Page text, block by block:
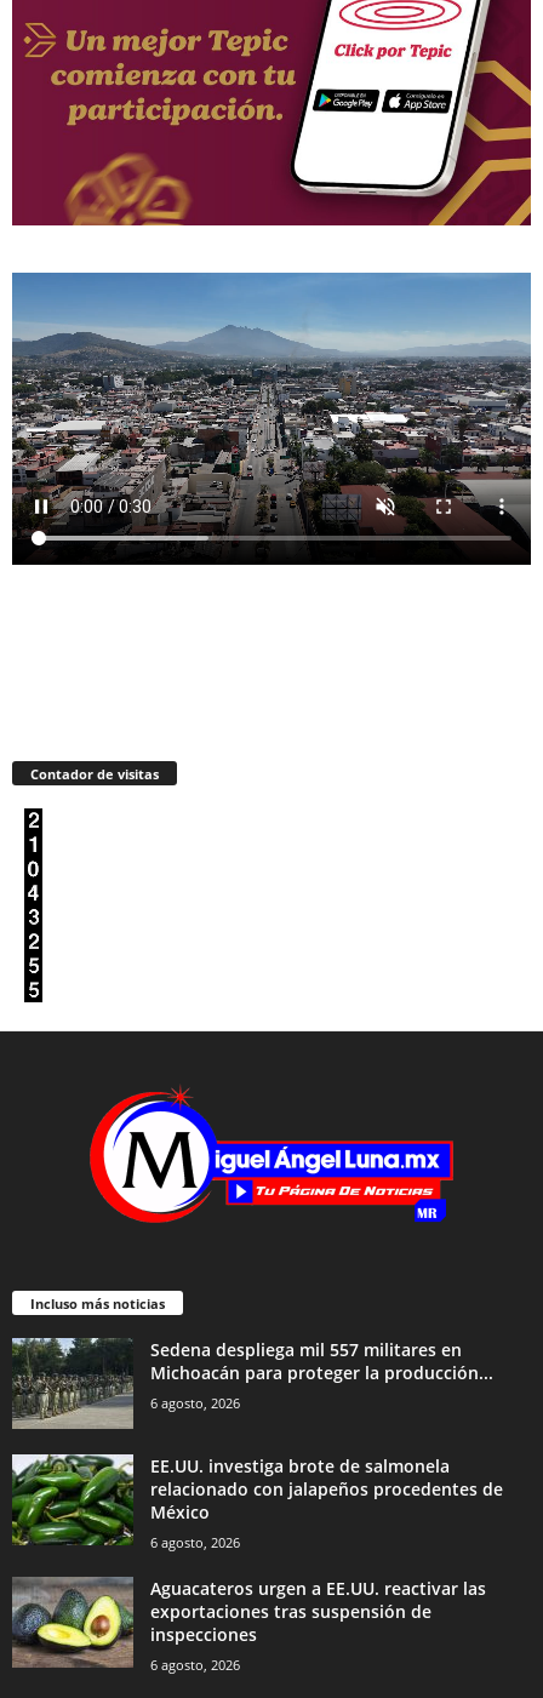
Contador de visitas
Incluso más noticias
Sedena despliega mil 557 militares en
Michoacán para proteger la producción...
6 agosto, 2026
EE.UU. investiga brote de salmonela
relacionado con jalapeños procedentes de
México
6 agosto, 2026
Aguacateros urgen a EE.UU. reactivar las
exportaciones tras suspensión de
inspecciones
6 agosto, 2026